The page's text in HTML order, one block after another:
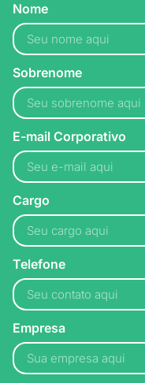
Nome
Sobrenome
E-mail Corporativo
Cargo
Telefone
Empresa